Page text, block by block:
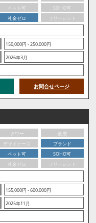
ペット可
SOHO可
礼金ゼロ
フリーレント
150,000円 - 250,000円
2026年3月
お問合せページ
タワー
低層
デザイナーズ
ブランド
ペット可
SOHO可
礼金ゼロ
フリーレント
155,000円 - 600,000円
2025年11月